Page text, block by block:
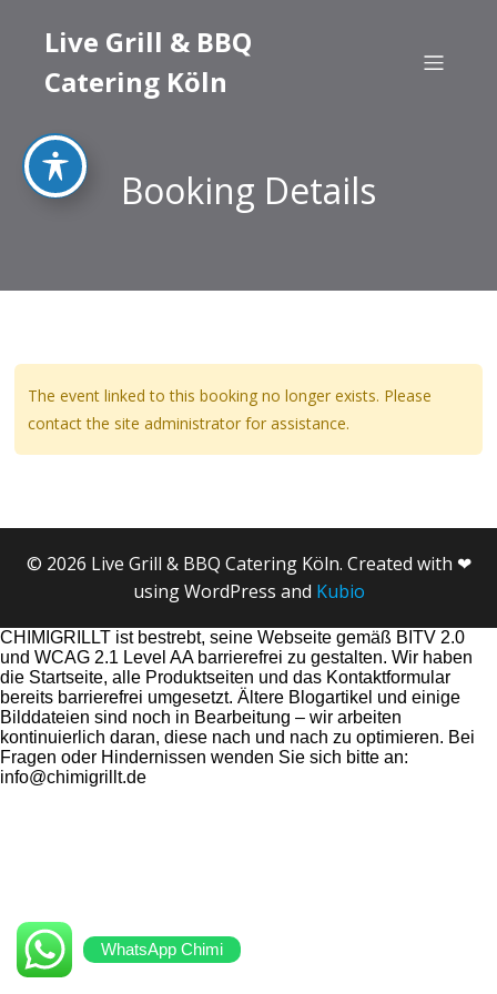
Live Grill & BBQ
Catering Köln
Booking Details
The event linked to this booking no longer exists. Please
contact the site administrator for assistance.
© 2026 Live Grill & BBQ Catering Köln. Created with ❤
using WordPress and Kubio
CHIMIGRILLT ist bestrebt, seine Webseite gemäß BITV 2.0
und WCAG 2.1 Level AA barrierefrei zu gestalten. Wir haben
die Startseite, alle Produktseiten und das Kontaktformular
bereits barrierefrei umgesetzt. Ältere Blogartikel und einige
Bilddateien sind noch in Bearbeitung – wir arbeiten
kontinuierlich daran, diese nach und nach zu optimieren. Bei
Fragen oder Hindernissen wenden Sie sich bitte an:
info@chimigrillt.de
WhatsApp Chimi